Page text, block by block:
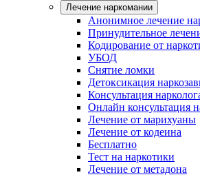
Лечение наркомании
Анонимное лечение
Принудительное
Кодирование от
УБОД
Снятие ломки
Детоксикация
Консультация
Онлайн консультация
Лечение от марихуаны
Лечение от кодеина
Бесплатно
Тест на наркотики
Лечение от метадона